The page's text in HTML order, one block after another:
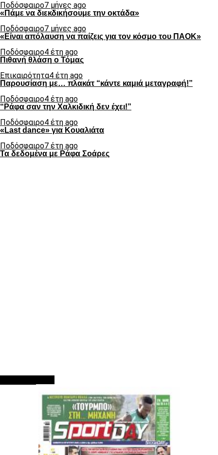
Ποδόσφαιρο7 μήνες ago
«Πάμε να διεκδικήσουμε την οκτάδα»
Ποδόσφαιρο7 μήνες ago
«Είναι απόλαυση να παίζεις για τον κόσμο του ΠΑΟΚ»
Ποδόσφαιρο4 έτη ago
Πιθανή θλάση ο Τόμας
Επικαιρότητα4 έτη ago
Παρουσίαση με… πλακάτ “κάντε καμιά μεταγραφή!”
Ποδόσφαιρο4 έτη ago
“Ράφα σαν την Χαλκιδική δεν έχει!”
Ποδόσφαιρο4 έτη ago
«Last dance» για Κουαλιάτα
Ποδόσφαιρο7 έτη ago
Τα δεδομένα με Ράφα Σοάρες